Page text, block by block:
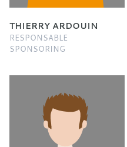
THIERRY ARDOUIN
RESPONSABLE
SPONSORING